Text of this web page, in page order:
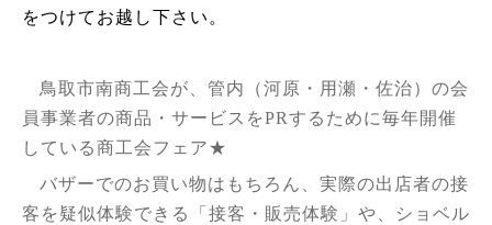
をつけてお越し下さい。
鳥取市南商工会が、管内（河原・用瀬・佐治）の会
員事業者の商品・サービスをPRするために毎年開催
している商工会フェア★
バザーでのお買い物はもちろん、実際の出店者の接
客を疑似体験できる「接客・販売体験」や、ショベル